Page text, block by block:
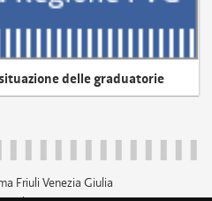
delle graduatorie
Friuli Venezia Giulia